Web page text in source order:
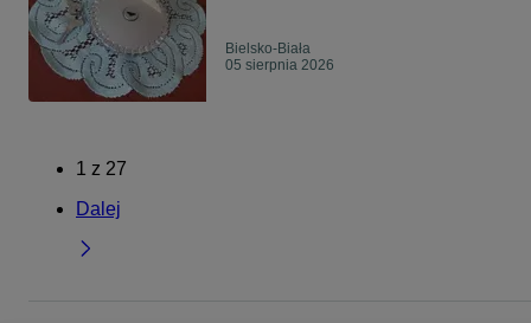
Bielsko-Biała
05 sierpnia 2026
1 z 27
Dalej